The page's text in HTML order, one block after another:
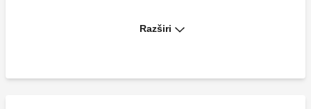
Razdelilnik za sisteme ogrevanja in
Razširi